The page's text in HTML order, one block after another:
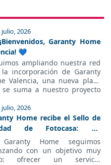
2026
Garanty Home
💙
ampliando nuestra red
incorporación de Garanty
Valencia, una nueva plaza
suma a nuestro proyecto
ganas de ofrecer un
inmobiliario cercano y
2026
Home recibe el Sello de
de Fotocasa: un
al compromiso
excelencia inmobiliaria
Home seguimos
con un objetivo muy
ofrecer un servicio